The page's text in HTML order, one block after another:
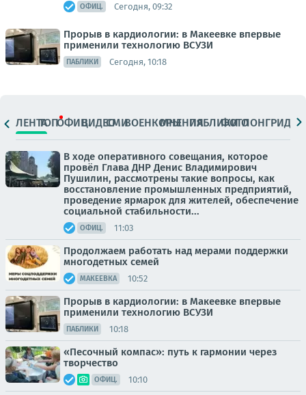
ОФИЦ. Сегодня, 09:32
Прорыв в кардиологии: в Макеевке впервые
применили технологию ВСУЗИ
ПАБЛИКИ Сегодня, 10:18
ЛЕНТАТОПОФИЦ.ВИДЕОСМИВОЕНКОРЫМНЕНИЯПАБЛИКИ
ФОТОЛОНГРИДЫ
В ходе оперативного совещания, которое
провёл Глава ДНР Денис Владимирович
Пушилин, рассмотрены такие вопросы, как
восстановление промышленных предприятий,
проведение ярмарок для жителей, обеспечение
социальной стабильности...
ОФИЦ. 11:03
Продолжаем работать над мерами поддержки
многодетных семей
МАКЕЕВКА 10:52
Прорыв в кардиологии: в Макеевке впервые
применили технологию ВСУЗИ
ПАБЛИКИ 10:18
«Песочный компас»: путь к гармонии через
творчество
ОФИЦ. 10:10